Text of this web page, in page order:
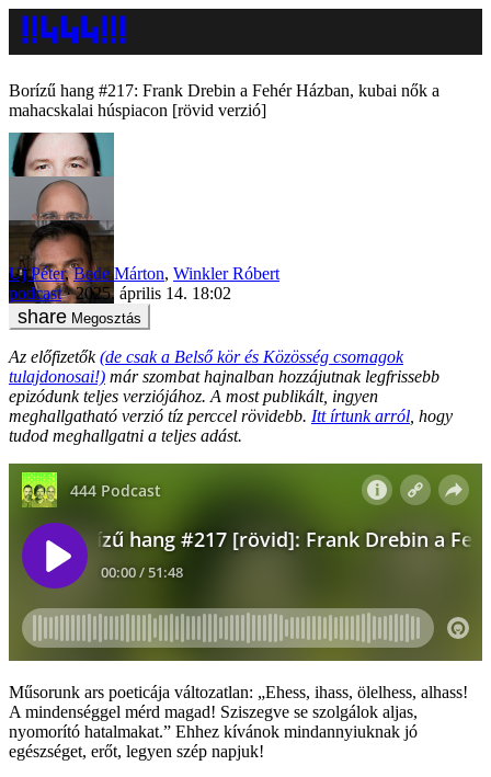
Borízű hang #217: Frank Drebin a Fehér Házban, kubai nők a
mahacskalai húspiacon [rövid verzió]
Uj Péter,Bede Márton, Winkler Róbert
podcast
2025. április 14. 18:02
Megosztás
Az előfizetők(de csak a Belső kör és Közösség csomagok
tulajdonosai!) már szombat hajnalban hozzájutnak legfrissebb
epizódunk teljes verziójához. A most publikált, ingyen
meghallgatható verzió tíz perccel rövidebb. Itt írtunk arról , hogy
tudod meghallgatni a teljes adást.
Műsorunk ars poeticája változatlan: „Ehess, ihass, ölelhess, alhass!
A mindenséggel mérd magad! Sziszegve se szolgálok aljas,
nyomorító hatalmakat.” Ehhez kívánok mindannyiuknak jó
egészséget, erőt, legyen szép napjuk!